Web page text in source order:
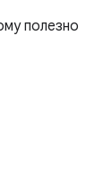
полезно